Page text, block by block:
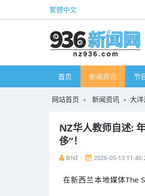
繁體中文
首页 新闻资讯 节
网站首页 新闻资讯 大
NZ华人教师自述:
侈”！
BNE 2026-05-13
在新西兰本地媒体The